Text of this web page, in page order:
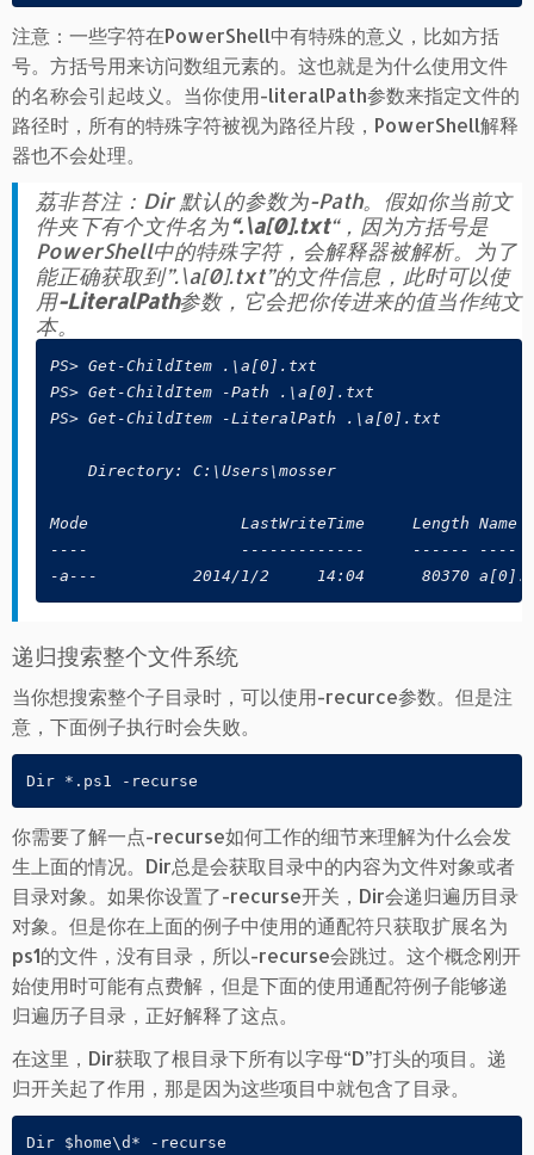
注意：一些字符在PowerShell中有特殊的意义，比如方括
号。方括号用来访问数组元素的。这也就是为什么使用文件
的名称会引起歧义。当你使用-literalPath参数来指定文件的
路径时，所有的特殊字符被视为路径片段，PowerShell解释
器也不会处理。
荔非苔注：Dir 默认的参数为-Path。假如你当前文
件夹下有个文件名为“.\a[0].txt“，因为方括号是
PowerShell中的特殊字符，会解释器被解析。为了
能正确获取到”.\a[0].txt”的文件信息，此时可以使
用-LiteralPath参数，它会把你传进来的值当作纯文
本。
PS> Get-ChildItem .\a[0].txt
PS> Get-ChildItem -Path .\a[0].txt
PS> Get-ChildItem -LiteralPath .\a[0].txt
    Directory: C:\Users\mosser
Mode                LastWriteTime     Length Name
----                -------------     ------ ----
-a---          2014/1/2     14:04      80370
递归搜索整个文件系统
当你想搜索整个子目录时，可以使用-recurce参数。但是注
意，下面例子执行时会失败。
Dir *.ps1 -recurse
你需要了解一点-recurse如何工作的细节来理解为什么会发
生上面的情况。Dir总是会获取目录中的内容为文件对象或者
目录对象。如果你设置了-recurse开关，Dir会递归遍历目录
对象。但是你在上面的例子中使用的通配符只获取扩展名为
ps1的文件，没有目录，所以-recurse会跳过。这个概念刚开
始使用时可能有点费解，但是下面的使用通配符例子能够递
归遍历子目录，正好解释了这点。
在这里，Dir获取了根目录下所有以字母“D”打头的项目。递
归开关起了作用，那是因为这些项目中就包含了目录。
Dir $home\d* -recurse